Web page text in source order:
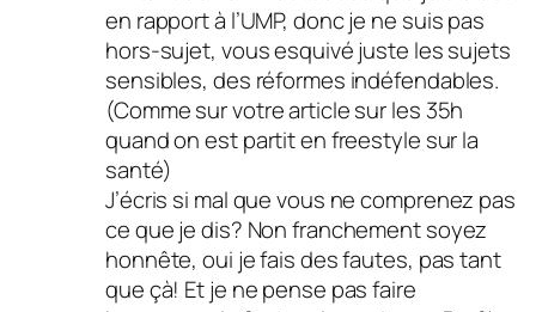
en rapport à l’UMP, donc je ne suis pas
hors-sujet, vous esquivé juste les sujets
sensibles, des réformes indéfendables.
(Comme sur votre article sur les 35h
quand on est partit en freestyle sur la
santé)
J’écris si mal que vous ne comprenez pas
ce que je dis? Non franchement soyez
honnête, oui je fais des fautes, pas tant
que çà! Et je ne pense pas faire